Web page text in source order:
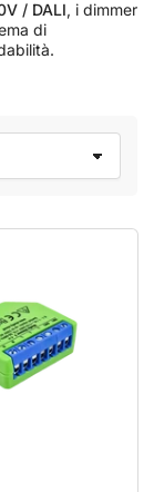
/ DALI, i dimmer
di